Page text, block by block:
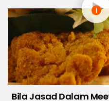
Bila Jasad Dalam